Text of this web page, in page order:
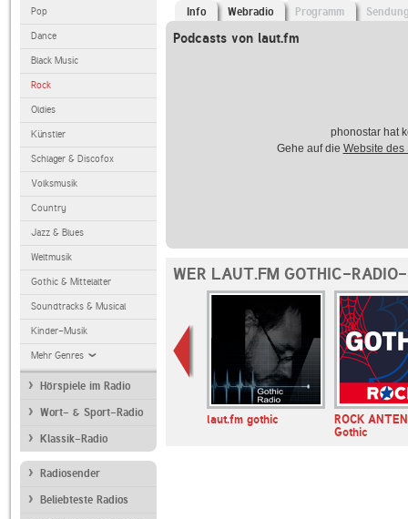
Pop
Dance
Black Music
Rock
Oldies
Künstler
Schlager & Discofox
Volksmusik
Country
Jazz & Blues
Weltmusik
Gothic & Mittelalter
Soundtracks & Musical
Kinder-Musik
Mehr Genres
Hörspiele im Radio
Wort- & Sport-Radio
Klassik-Radio
Radiosender
Beliebteste Radios
Info Webradio Programm
Podcasts von laut.fm
phonostar hat
Gehe auf die Website des
WER LAUT.FM GOTHIC-
From Hell RockLiveRadio laut.fm gothic
ROCK
Gothic